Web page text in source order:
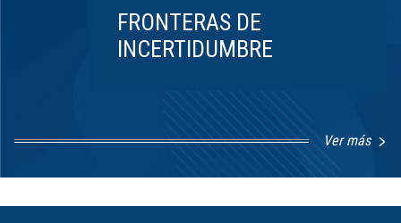
FRONTERAS DE
INCERTIDUMBRE
Ver más
1
8